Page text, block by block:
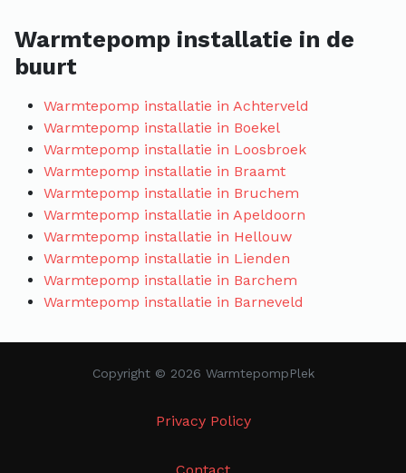
Warmtepomp installatie in de
buurt
Warmtepomp installatie in Achterveld
Warmtepomp installatie in Boekel
Warmtepomp installatie in Loosbroek
Warmtepomp installatie in Braamt
Warmtepomp installatie in Bruchem
Warmtepomp installatie in Apeldoorn
Warmtepomp installatie in Hellouw
Warmtepomp installatie in Lienden
Warmtepomp installatie in Barchem
Warmtepomp installatie in Barneveld
Copyright © 2026 WarmtepompPlek
Privacy Policy